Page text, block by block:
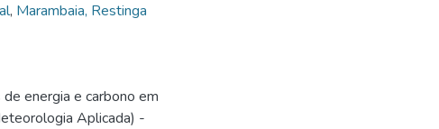
, Marambaia, Restinga
energia e carbono em
Aplicada) -